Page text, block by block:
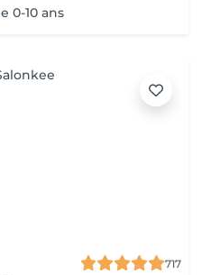
0-10 ans
717